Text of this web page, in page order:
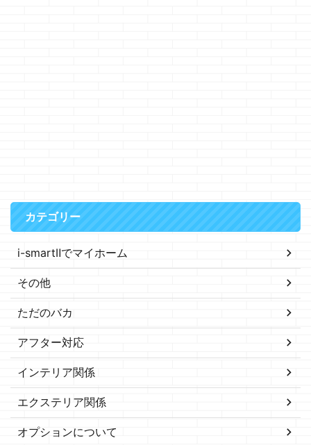
カテゴリー
i-smartⅡでマイホーム
その他
ただのバカ
アフター対応
インテリア関係
エクステリア関係
オプションについて